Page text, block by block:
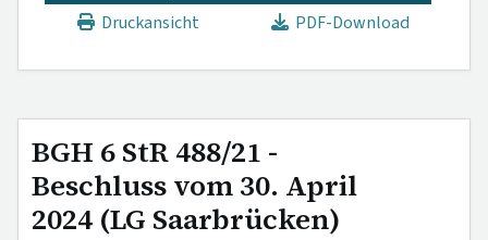
Druckansicht
PDF-Download
BGH 6 StR 488/21 -
Beschluss vom 30. April
2024 (LG Saarbrücken)